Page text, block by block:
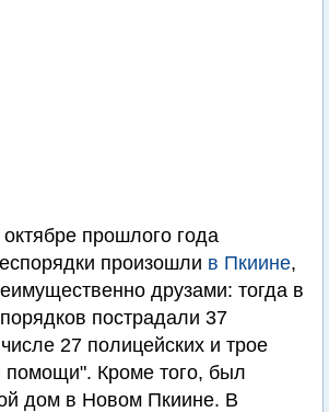
прошлого года
произошли в Пкиине,
друзами: тогда в
пострадали 37
27 полицейских и трое
помощи". Кроме того, был
дом в Новом Пкиине. В